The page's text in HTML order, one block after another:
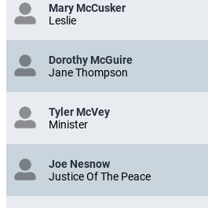
Mary McCusker
Leslie
Dorothy McGuire
Jane Thompson
Tyler McVey
Minister
Joe Nesnow
Justice Of The Peace